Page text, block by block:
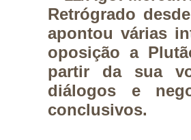
Retrógrado
apontou várias
oposição a
partir da sua
diálogos e
conclusivos.